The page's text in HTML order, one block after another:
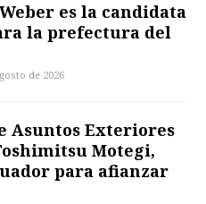
es la candidata
la prefectura del
de 2026
Asuntos Exteriores
Motegi,
para afianzar